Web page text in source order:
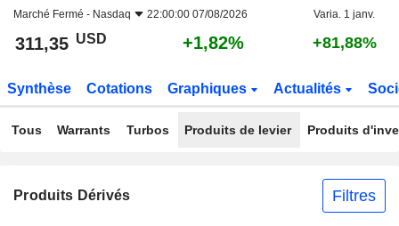
Marché Fermé - Nasdaq 22:00:00 07/08/2026 Varia. 1 janv.
311,35 USD +1,82% +81,88%
Synthèse Cotations Graphiques Actualités
Tous Warrants Turbos Produits de levier Produits
Produits Dérivés Filtres